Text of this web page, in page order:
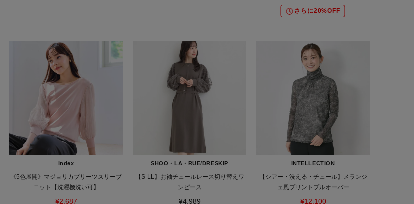
さらに20%OFF
index
《5色展開》マジョリカプリーツスリーブ
ニット【洗濯機洗い可】
¥2,687
SHOO・LA・RUE/DRESKIP
【S-LL】お袖チュールレース切り替えワ
ンピース
¥4,989
INTELLECTION
【シアー・洗える・チュール】メランジ
ェ風プリントプルオーバー
¥12,100